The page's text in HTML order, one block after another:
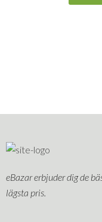
eBazar erbjuder dig de
lägsta pris.